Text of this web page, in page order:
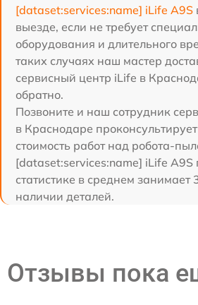
[dataset:services:name] iLife A9S
выезде, если не требует
оборудования и длительного
таких случаях наш мастер
сервисный центр iLife в
обратно.
Позвоните и наш сотрудник
в Краснодаре
стоимость работ над робота-
[dataset:services:name] iLife
статистике в среднем занимает
наличии деталей.
Отзывы пока